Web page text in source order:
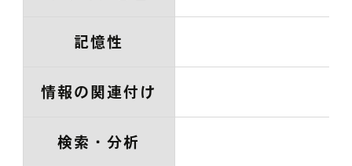
記憶性
情報の関連付け
検索・分析